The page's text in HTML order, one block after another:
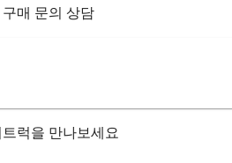
매 문의 상담
럭을 만나보세요